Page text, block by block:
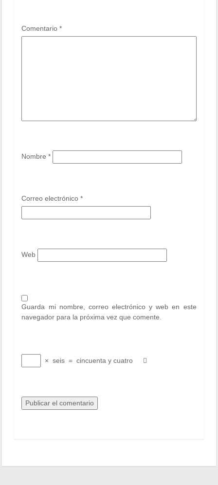
Comentario*
Nombre*
Correo electrónico*
Web
Guarda mi nombre, correo electrónico y web en este
navegador para la próxima vez que comente.
× seis = cincuenta y cuatro